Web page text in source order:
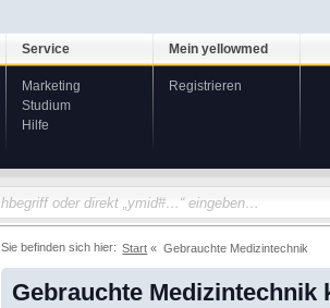
Service
Marketing
Studium
Hilfe
Mein yellowmed
Registrieren
Sie befinden sich hier: Start Gebrauchte Medizintechnik
Gebrauchte Medizintechnik